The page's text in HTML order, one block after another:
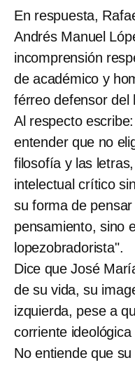
En respuesta,
Andrés Manuel
incomprensión
de académico y
férreo defensor del
Al respecto
entender que no
filosofía y las
intelectual crítico
su forma de pensar
pensamiento, sino
lopezobradorista".
Dice que José
de su vida, su
izquierda, pese a
corriente
No entiende que